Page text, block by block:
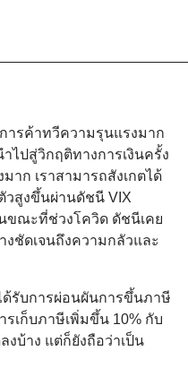
ารค้าทวีความรุนแรงมาก
ไปสู่วิกฤติทางการเงินครั้ง
าก เราสามารถสังเกตได้
วสูงขึ้นผ่านดัชนี VIX
นขณะที่ช่วงโควิด ดัชนีเคย
งชัดเจนถึงความกลัวและ
รับการผ่อนผันการขึ้นภาษี
รเก็บภาษีเพิ่มขึ้น 10% กับ
งบ้าง แต่ก็ยังถือว่าเป็น